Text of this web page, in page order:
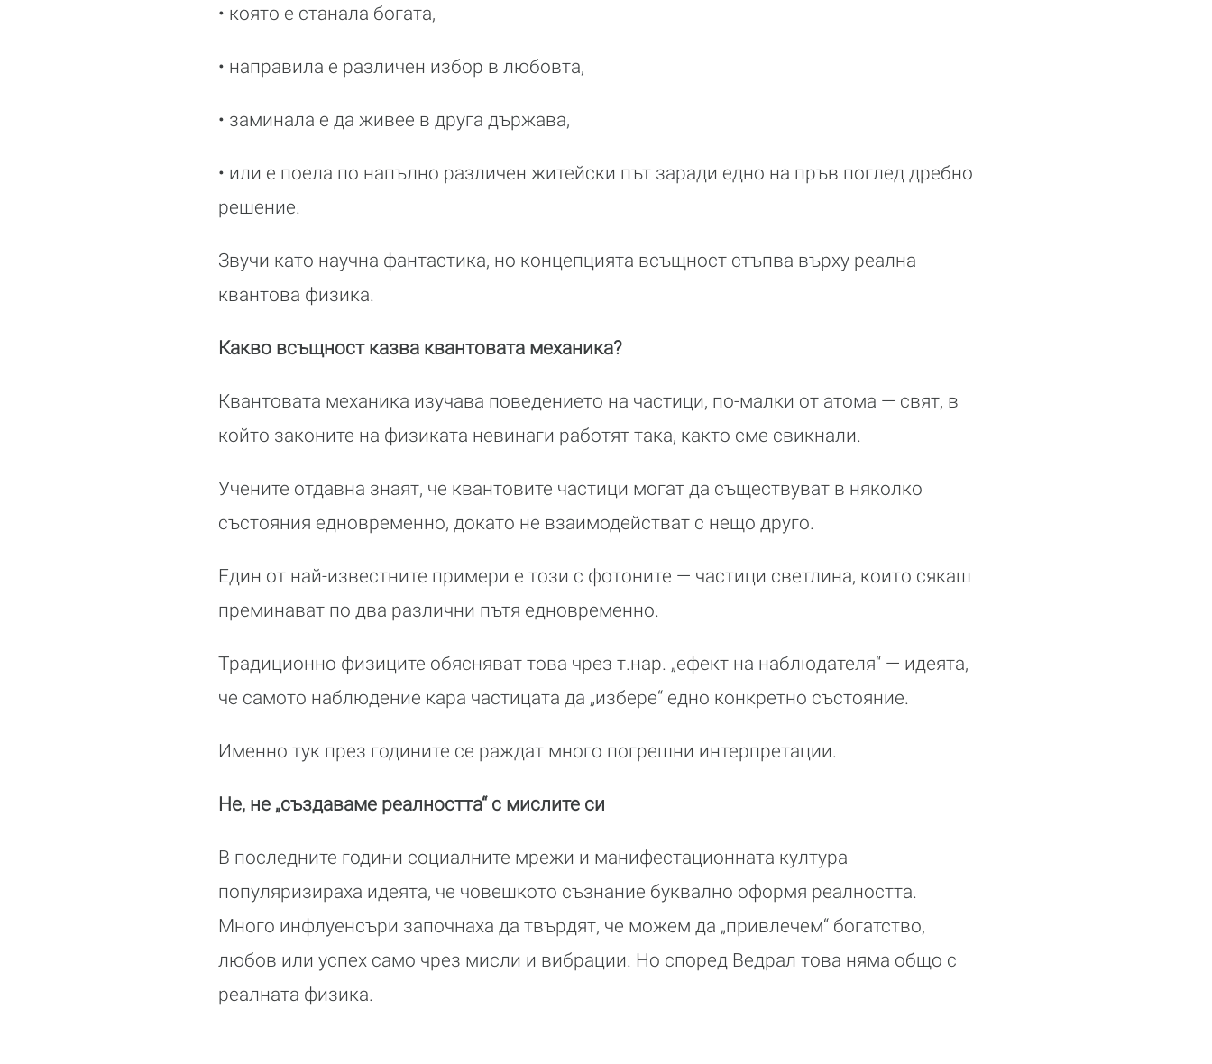
• която е станала богата,
• направила е различен избор в любовта,
• заминала е да живее в друга държава,
• или е поела по напълно различен житейски път заради едно на пръв поглед дребно
решение.
Звучи като научна фантастика, но концепцията всъщност стъпва върху реална
квантова физика.
Какво всъщност казва квантовата механика?
Квантовата механика изучава поведението на частици, по-малки от атома — свят, в
който законите на физиката невинаги работят така, както сме свикнали.
Учените отдавна знаят, че квантовите частици могат да съществуват в няколко
състояния едновременно, докато не взаимодействат с нещо друго.
Един от най-известните примери е този с фотоните — частици светлина, които сякаш
преминават по два различни пътя едновременно.
Традиционно физиците обясняват това чрез т.нар. „ефект на наблюдателя“ — идеята,
че самото наблюдение кара частицата да „избере“ едно конкретно състояние.
Именно тук през годините се раждат много погрешни интерпретации.
Не, не „създаваме реалността“ с мислите си
В последните години социалните мрежи и манифестационната култура
популяризираха идеята, че човешкото съзнание буквално оформя реалността.
Много инфлуенсъри започнаха да твърдят, че можем да „привлечем“ богатство,
любов или успех само чрез мисли и вибрации. Но според Ведрал това няма общо с
реалната физика.